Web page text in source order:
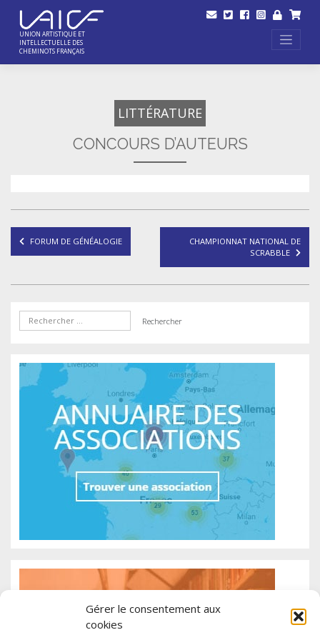
Gérer le consentement aux
cookies
content
UNION ARTISTIQUE ET
INTELLECTUELLE DES
CHEMINOTS FRANÇAIS
LITTÉRATURE
CONCOURS D’AUTEURS
Navigation
de
FORUM DE GÉNÉALOGIE
CHAMPIONNAT NATIONAL DE
SCRABBLE